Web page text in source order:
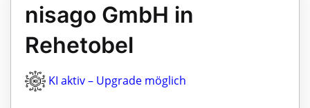
nisago GmbH in
Rehetobel
KI aktiv – Upgrade möglich